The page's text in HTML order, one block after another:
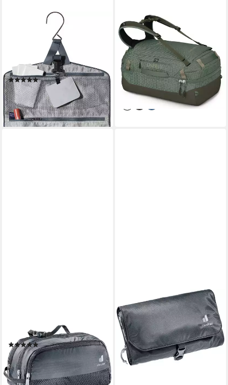
Kulturbeutel WASH BAG II,
mit Haken zum Aufhängen,
fünf Stecktaschen,
Reißverschluss
(3)
ab 35,11 €
lieferbar - in 3-4 Werktagen bei dir
OSPREY
Reisetasche Osprey
Transporter Squffel 44
Reisetasche
157,19 € UVP180,00 €
-13%
lieferbar - in 2-3 Werktagen bei dir
III Black
(2)
38,55 €
lieferbar - in 2-3 Werktagen bei dir
DEUTER
Kulturbeutel Wash Bag II 2,5
Liter (1-tlg), wasserabweisend
ab 31,95 €
lieferbar - in 2-3 Werktagen bei dir